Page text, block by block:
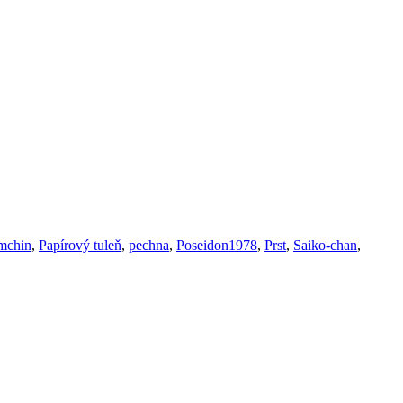
, Papírový tuleň, pechna, Poseidon1978, Prst, Saiko-chan,